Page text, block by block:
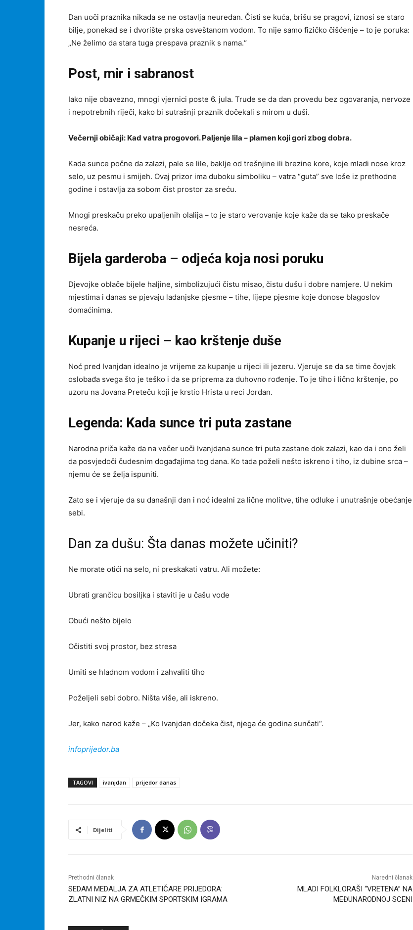
Dan uoči praznika nikada se ne ostavlja neuredan. Čisti se kuća, brišu se pragovi, iznosi se staro
bilje, ponekad se i dvorište prska osveštanom vodom. To nije samo fizičko čišćenje – to je poruka:
„Ne želimo da stara tuga prespava praznik s nama.“
Post, mir i sabranost
Iako nije obavezno, mnogi vjernici poste 6. jula. Trude se da dan provedu bez ogovaranja, nervoze
i nepotrebnih riječi, kako bi sutrašnji praznik dočekali s mirom u duši.
Večernji običaji: Kad vatra progovori. Paljenje lila – plamen koji gori zbog dobra.
Kada sunce počne da zalazi, pale se lile, baklje od trešnjine ili brezine kore, koje mladi nose kroz
selo, uz pesmu i smijeh. Ovaj prizor ima duboku simboliku – vatra “guta” sve loše iz prethodne
godine i ostavlja za sobom čist prostor za sreću.
Mnogi preskaču preko upaljenih olalija – to je staro verovanje koje kaže da se tako preskače
nesreća.
Bijela garderoba – odjeća koja nosi poruku
Djevojke oblače bijele haljine, simbolizujući čistu misao, čistu dušu i dobre namjere. U nekim
mjestima i danas se pjevaju ladanjske pjesme – tihe, lijepe pjesme koje donose blagoslov
domaćinima.
Kupanje u rijeci – kao krštenje duše
Noć pred Ivanjdan idealno je vrijeme za kupanje u rijeci ili jezeru. Vjeruje se da se time čovjek
oslobađa svega što je teško i da se priprema za duhovno rođenje. To je tiho i lično krštenje, po
uzoru na Jovana Preteču koji je krstio Hrista u reci Jordan.
Legenda: Kada sunce tri puta zastane
Narodna priča kaže da na večer uoči Ivanjdana sunce tri puta zastane dok zalazi, kao da i ono želi
da posvjedoči čudesnim događajima tog dana. Ko tada poželi nešto iskreno i tiho, iz dubine srca –
njemu će se želja ispuniti.
Zato se i vjeruje da su današnji dan i noć idealni za lične molitve, tihe odluke i unutrašnje obećanje
sebi.
Dan za dušu: Šta danas možete učiniti?
Ne morate otići na selo, ni preskakati vatru. Ali možete:
Ubrati grančicu bosiljka i staviti je u čašu vode
Obući nešto bijelo
Očistiti svoj prostor, bez stresa
Umiti se hladnom vodom i zahvaliti tiho
Poželjeli sebi dobro. Ništa više, ali iskreno.
Jer, kako narod kaže – „Ko Ivanjdan dočeka čist, njega će godina sunčati“.
infoprijedor.ba
TAGOVI ivanjdan prijedor danas
Dijeliti
Prethodni članak
SEDAM MEDALJA ZA ATLETIČARE PRIJEDORA:
ZLATNI NIZ NA GRMEČKIM SPORTSKIM IGRAMA
Naredni članak
MLADI FOLKLORAŠI “VRETENA” NA
MEĐUNARODNOJ SCENI